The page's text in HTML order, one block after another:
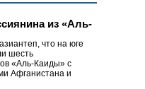
из «Аль-
что на юге
шесть
«Аль-Каиды» с
Афганистана и